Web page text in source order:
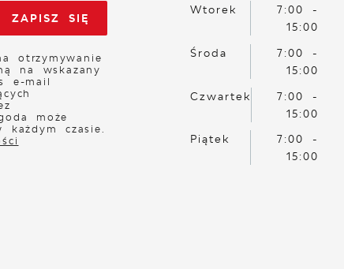
otrzymywanie
na wskazany
e-mail
może
czasie.
Wtorek
7:00 -
15:00
Środa
7:00 -
15:00
Czwartek
7:00 -
15:00
Piątek
7:00 -
15:00